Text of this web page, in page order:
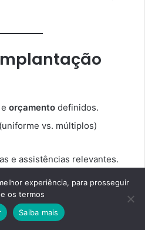
orçamento definidos.
(uniforme vs. múltiplos)
e assistências relevantes.
e movimentação com a folha.
(dados e beneficiários).
padronizado.
experiência, para prosseguir
os termos
Saiba mais